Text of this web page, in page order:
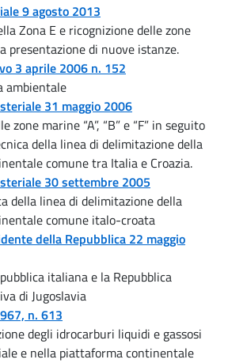
9 agosto 2013
Zona E e ricognizione delle zone
presentazione di nuove istanze.
3 aprile 2006 n. 152
ambientale
31 maggio 2006
zone marine “A”, “B” e “F” in seguito
della linea di delimitazione della
comune tra Italia e Croazia.
30 settembre 2005
della linea di delimitazione della
comune italo-croata
della Repubblica 22 maggio
italiana e la Repubblica
di Jugoslavia
n. 613
degli idrocarburi liquidi e gassosi
e nella piattaforma continentale